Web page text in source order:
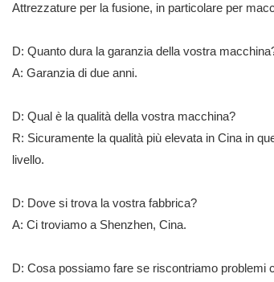
Attrezzature per la fusione, in particolare per
D: Quanto dura la garanzia della vostra
A: Garanzia di due anni.
D: Qual è la qualità della vostra macchina?
R: Sicuramente la qualità più elevata in Cina in
livello.
D: Dove si trova la vostra fabbrica?
A: Ci troviamo a Shenzhen, Cina.
D: Cosa possiamo fare se riscontriamo problemi